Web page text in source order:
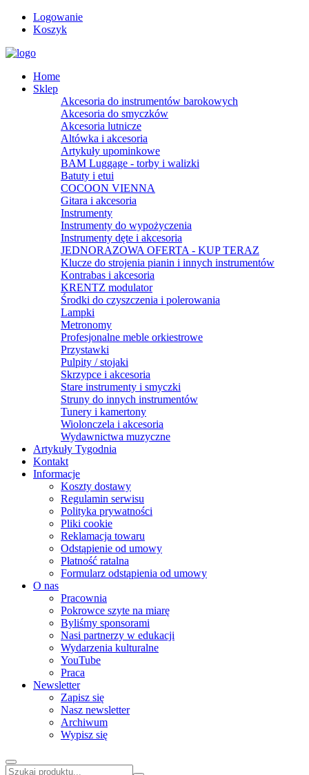
Logowanie
Koszyk
Home
Sklep
Akcesoria do instrumentów barokowych
Akcesoria do smyczków
Akcesoria lutnicze
Altówka i akcesoria
Artykuły upominkowe
BAM Luggage - torby i walizki
Batuty i etui
COCOON VIENNA
Gitara i akcesoria
Instrumenty
Instrumenty do wypożyczenia
Instrumenty dęte i akcesoria
JEDNORAZOWA OFERTA - KUP TERAZ
Klucze do strojenia pianin i innych instrumentów
Kontrabas i akcesoria
KRENTZ modulator
Środki do czyszczenia i polerowania
Lampki
Metronomy
Profesjonalne meble orkiestrowe
Przystawki
Pulpity / stojaki
Skrzypce i akcesoria
Stare instrumenty i smyczki
Struny do innych instrumentów
Tunery i kamertony
Wiolonczela i akcesoria
Wydawnictwa muzyczne
Artykuły Tygodnia
Kontakt
Informacje
Koszty dostawy
Regulamin serwisu
Polityka prywatności
Pliki cookie
Reklamacja towaru
Odstąpienie od umowy
Płatność ratalna
Formularz odstąpienia od umowy
O nas
Pracownia
Pokrowce szyte na miarę
Byliśmy sponsorami
Nasi partnerzy w edukacji
Wydarzenia kulturalne
YouTube
Praca
Newsletter
Zapisz się
Nasz newsletter
Archiwum
Wypisz się